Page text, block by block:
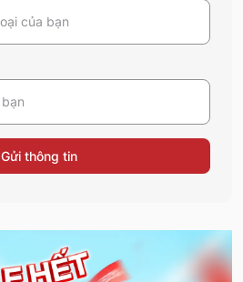
Gửi thông tin